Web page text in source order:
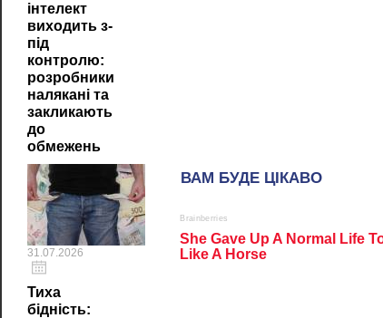
інтелект
виходить з-
під
контролю:
розробники
налякані та
закликають
до
обмежень
31.07.2026
Тиха
бідність: